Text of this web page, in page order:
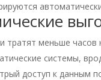
тратят меньше
системы,
доступ к данным